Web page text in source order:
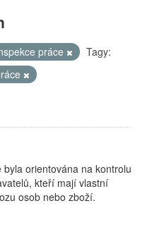
práce
Tagy:
orientována na kontrolu
kteří mají vlastní
osob nebo zboží.